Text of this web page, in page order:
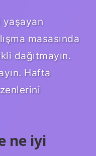
yaşayan
masasında
dağıtmayın.
Hafta
ne iyi